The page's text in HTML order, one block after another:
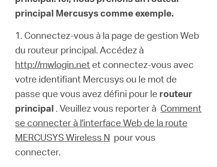
principal Mercusys comme exemple.
1. Connectez-vous à la page de gestion Web
du routeur principal. Accédez à
http://mwlogin.net et connectez-vous avec
votre identifiant Mercusys ou le mot de
passe que vous avez défini pour le routeur
principal . Veuillez vous reporter à Comment
se connecter à l'interface Web de la route
MERCUSYS Wireless N pour vous
connecter.